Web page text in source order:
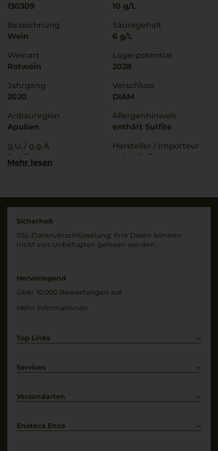
130309
Bezeichnung
Wein
Weinart
Rotwein
Jahrgang
2020
Anbauregion
Apulien
g.U./ g.g.A
Puglia
Tipica
Rebsorten
Trinktemperatur
Alkoholgehalt
14 % Vol.
10 g/L
Säuregehalt
6 g/L
Lagerpotential
2028
Verschluss
DIAM
Allergenhinweis
enthält Sulfite
Hersteller / Importeur
Imbottigliato per conto
Land
Füllmenge
Mehr lesen
Sicherheit
SSL-Daten­verschlüs­selung: Ihre Daten können
nicht von Unbe­fugten gelesen werden.
Hervorragend
Über 10.000 Bewertungen auf
Mehr Informationen
Top Links
Weißwein
Services
Kontakt
Versandarten
Enoteca Enzo